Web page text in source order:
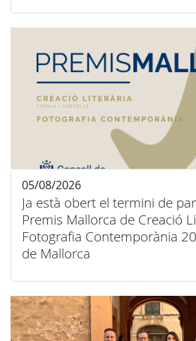
Ja està obert el termini de
Premis Mallorca de Creació
Fotografia Contemporània
de Mallorca
05/08/2026